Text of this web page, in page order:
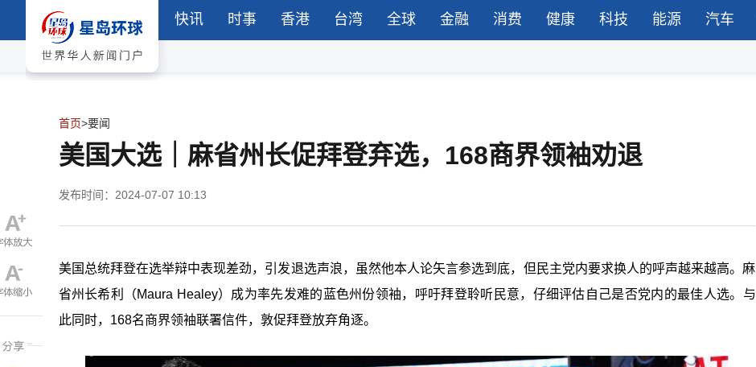
快讯 时事 香港 台湾 全球 金融 消费 健康 科技 能源 汽车
首页>要闻
美国大选｜麻省州长促拜登弃选，168商界领袖劝退
发布时间：2024-07-07 10:13
美国总统拜登在选举辩中表现差劲，引发退选声浪，虽然他本人论矢言参选到底，但民主党内要求换人的呼声越来越高。麻
省州长希利（Maura Healey）成为率先发难的蓝色州份领袖，呼吁拜登聆听民意，仔细评估自己是否党内的最佳人选。与
此同时，168名商界领袖联署信件，敦促拜登放弃角逐。